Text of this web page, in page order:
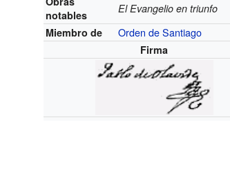
notables
El Evangelio en triunfo
Miembro de
Orden de Santiago
Firma